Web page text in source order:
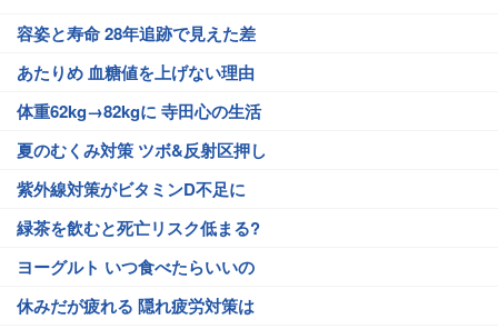
容姿と寿命 28年追跡で見えた差
あたりめ 血糖値を上げない理由
体重62kg→82kgに 寺田心の生活
夏のむくみ対策 ツボ&反射区押し
紫外線対策がビタミンD不足に
緑茶を飲むと死亡リスク低まる?
ヨーグルト いつ食べたらいいの
休みだが疲れる 隠れ疲労対策は